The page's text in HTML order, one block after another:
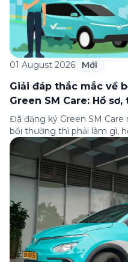
01 August 2026 Mới
Giải đáp thắc mắc về
Green SM Care: Hồ
hỗ trợ
Đã đăng ký Green SM
bồi thường thì phải làm gì,
nhận bảo hiểm tìm ở đâu?
câu hỏi thường gặp nhất về
của Green […]